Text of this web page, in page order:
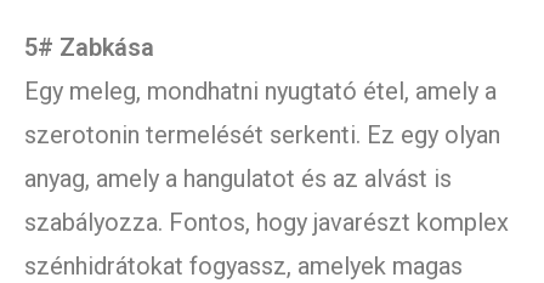
5# Zabkása
Egy meleg, mondhatni nyugtató étel, amely a
szerotonin termelését serkenti. Ez egy olyan
anyag, amely a hangulatot és az alvást is
szabályozza. Fontos, hogy javarészt komplex
szénhidrátokat fogyassz, amelyek magas